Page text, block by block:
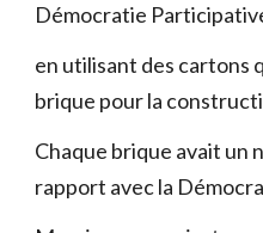
Démocratie
en utilisant des cartons
brique pour la
Chaque brique avait un
rapport avec la